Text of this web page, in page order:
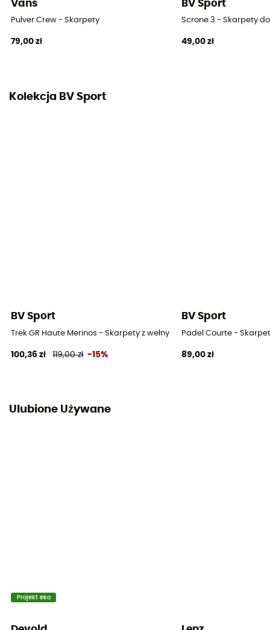
Vans
Pulver Crew - Skarpety
79,00 zł
BV Sport
Scrone 3 - Skarpety
49,00 zł
Kolekcja BV Sport
BV Sport
Trek GR Haute Merinos - Skarpety z wełny Merino®
100,36 zł 119,00 zł -15%
BV Sport
Padel Courte -
89,00 zł
Ulubione Używane
Projekt eko